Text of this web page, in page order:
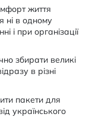
життя
ні в одному
і при організації
збирати великі
в різні
пакети для
українського